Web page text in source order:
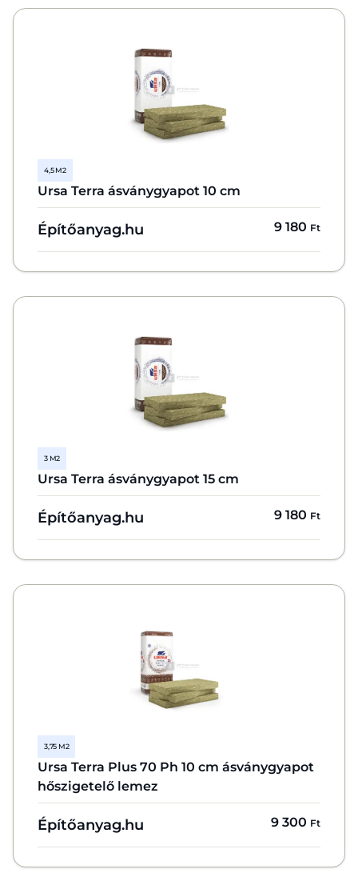
4,5 M2
Ursa Terra ásványgyapot 10 cm
Építőanyag.hu 9 180 Ft
3 M2
Ursa Terra ásványgyapot 15 cm
Építőanyag.hu 9 180 Ft
3,75 M2
Ursa Terra Plus 70 Ph 10 cm ásványgyapot
hőszigetelő lemez
Építőanyag.hu 9 300 Ft